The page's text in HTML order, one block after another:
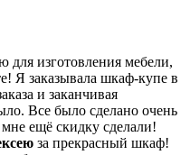
изготовления мебели,
Я заказывала шкаф-купе в
и заканчивая
Все было сделано очень
ещё скидку сделали!
за прекрасный шкаф!